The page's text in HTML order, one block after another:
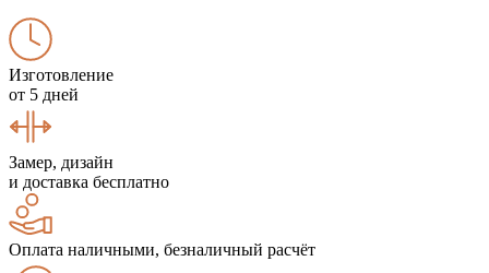
Изготовление
от 5 дней
Замер, дизайн
и доставка бесплатно
Оплата наличными, безналичный расчёт